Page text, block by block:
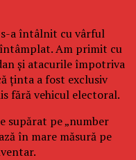
s-a întâlnit cu vârful
întâmplat. Am primit cu
și atacurile împotriva
ținta a fost exclusiv
fără vehicul electoral.
supărat pe „number
în mare măsură pe